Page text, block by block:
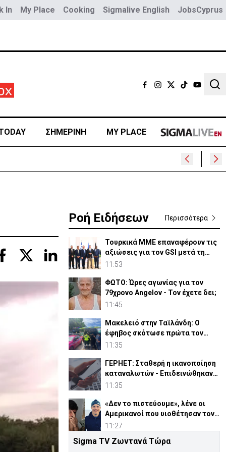
In My Place Cooking Sigmalive English JobsCyprus
ΣΗΜΕΡΙΝΗ MY PLACE
Ροή Ειδήσεων Περισσότερα
Τουρκικά ΜΜΕ επαναφέρουν τις
αξιώσεις για τον GSI μετά τη
συμφωνία Meridiam
11:53
ΦΩΤΟ: Ώρες αγωνίας για τον
79χρονο Angelov - Τον έχετε δει;
11:45
Μακελειό στην Ταϊλάνδη: Ο
έφηβος σκότωσε πρώτα τον
παππού και τη γιαγιά του
11:35
ΓΕΡΗΕΤ: Σταθερή η ικανοποίηση
καταναλωτών - Επιδεινώθηκαν
οι υπηρεσίες δικτύου
11:35
«Δεν το πιστεύουμε», λένε οι
Αμερικανοί που υιοθέτησαν τον
Αφγανό στη Λέσβο
11:27
ΑΚΕΛ για διορισμούς: Παράπονα
Sigma TV Ζωντανά Τώρα